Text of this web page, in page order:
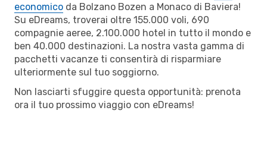
economico da Bolzano Bozen a Monaco di Baviera!
Su eDreams, troverai oltre 155.000 voli, 690
compagnie aeree, 2.100.000 hotel in tutto il mondo e
ben 40.000 destinazioni. La nostra vasta gamma di
pacchetti vacanze ti consentirà di risparmiare
ulteriormente sul tuo soggiorno.
Non lasciarti sfuggire questa opportunità: prenota
ora il tuo prossimo viaggio con eDreams!